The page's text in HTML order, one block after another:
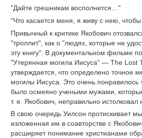
"Дайте грешникам восполнится…"
"Что касается меня, я живу с нею,
Привычный к критике Якобович
"троллит", как о "людях, которые не
эту книгу". В документальном фильме
"Утерянная могила Иисуса" — The Lost
утверждается, что определено точное
могилы Иисуса. Это очень понравилось
было осмеяно учеными мужами, которые
т. е. Якобович, неправильно истолковал
В свою очередь Уилсон протискивает
изложенная им в соавторстве с
расширяет понимание христианами